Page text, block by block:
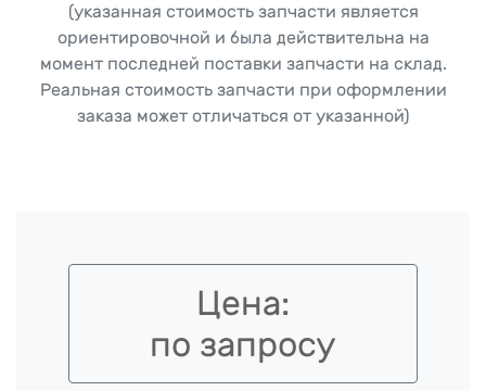
(указанная стоимость запчасти является
ориентировочной и была действительна на
момент последней поставки запчасти на склад.
Реальная стоимость запчасти при оформлении
заказа может отличаться от указанной)
Цена:
по запросу